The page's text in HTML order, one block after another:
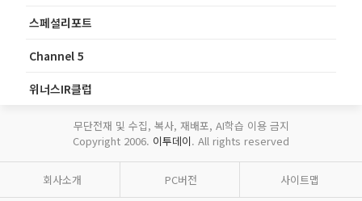
스페셜리포트
Channel 5
위너스IR클럽
무단전재 및 수집, 복사, 재배포, AI학습 이용 금지
Copyright 2006. 이투데이. All rights reserved
회사소개 PC버전 사이트맵